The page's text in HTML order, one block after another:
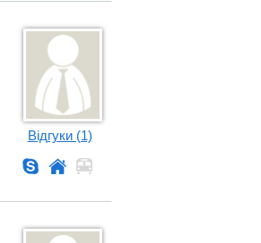
Відгуки (1)